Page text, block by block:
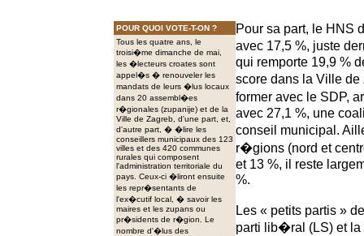
POUR QUOI VOTE-T-ON ?
Tous les quatre ans, le
troisi�me dimanche de mai,
les �lecteurs croates sont
appel�s � renouveler les
mandats de leurs �lus locaux
dans 20 assembl�es
r�gionales (zupanije) et de la
Ville de Zagreb, d'une part, et,
d'autre part, � �lire les
conseillers municipaux des 123
villes et des 420 communes
rurales qui composent
l'administration territoriale du
pays. Ceux-ci �liront ensuite
les repr�sentants de
l'ex�cutif local, � savoir les
maires et les zupans ou
pr�sidents de r�gion. Le
nombre d'�lus des
Pour sa part, le HNS
avec 17,5 %, juste
qui remporte 19,9 %
score dans la Ville
former avec le SDP,
avec 27,1 %, une
conseil municipal.
r�gions (nord et
et 13 %, il reste
%.
Les « petits partis »
parti lib�ral (LS) et